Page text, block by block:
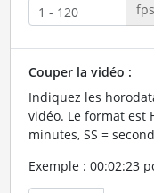
Couper la vidéo :
Indiquez les
vidéo. Le format est
minutes, SS =
Exemple : 00:02:23